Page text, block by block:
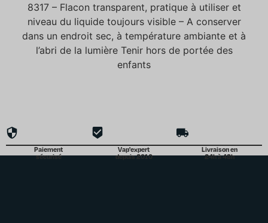
8317 – Flacon transparent, pratique à utiliser et
niveau du liquide toujours visible – A conserver
dans un endroit sec, à température ambiante et à
l’abri de la lumière Tenir hors de portée des
enfants
Paiement
sécurisé
Vap'expert
depuis 2010
Livraison en
24h à 48h